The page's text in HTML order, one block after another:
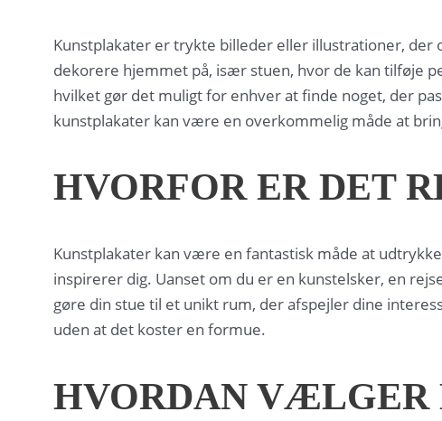
Kunstplakater er trykte billeder eller illustrationer,
dekorere hjemmet på, især stuen, hvor de kan tilføje
hvilket gør det muligt for enhver at finde noget, der
kunstplakater kan være en overkommelig måde at
HVORFOR ER DET
Kunstplakater kan være en fantastisk måde at
inspirerer dig. Uanset om du er en kunstelsker, en
gøre din stue til et unikt rum, der afspejler dine
uden at det koster en formue.
HVORDAN VÆLGER